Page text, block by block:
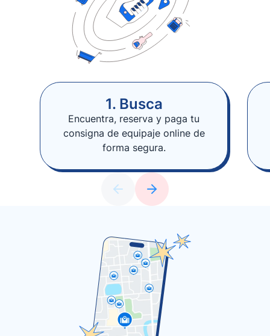
1. Busca
Encuentra, reserva y paga tu
consigna de equipaje online de
forma segura.